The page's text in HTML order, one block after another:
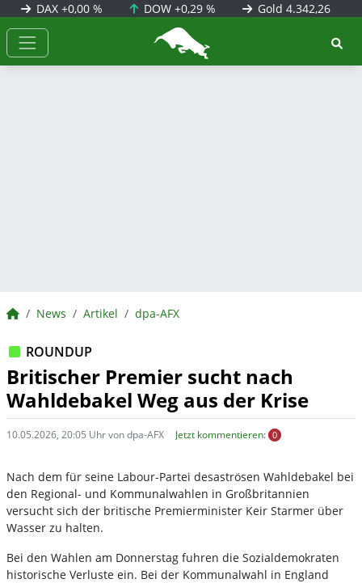
DAX +0,00 % DOW+0,29 % Gold 4.342,26
BörsenNEWS.de
BörsenNEWS.de
News Artikel dpa-AFX
ROUNDUP
Britischer Premier sucht nach
Wahldebakel Weg aus der Krise
10.05.2026, 20:05 Uhr von dpa-AFX Jetzt kommentieren: 0
Nach dem für seine Labour-Partei desaströsen Wahldebakel bei
den Regional- und Kommunalwahlen in Großbritannien
versucht sich der britische Premierminister Keir Starmer über
Wasser zu halten.
Bei den Wahlen am Donnerstag fuhren die Sozialdemokraten
historische Verluste ein. Bei der Kommunalwahl in England